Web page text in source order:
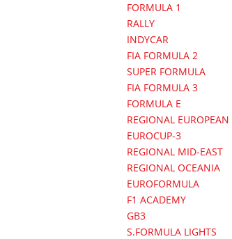
FORMULA 1
RALLY
INDYCAR
FIA FORMULA 2
SUPER FORMULA
FIA FORMULA 3
FORMULA E
REGIONAL EUROPEAN
EUROCUP-3
REGIONAL MID-EAST
REGIONAL OCEANIA
EUROFORMULA
F1 ACADEMY
GB3
S.FORMULA LIGHTS